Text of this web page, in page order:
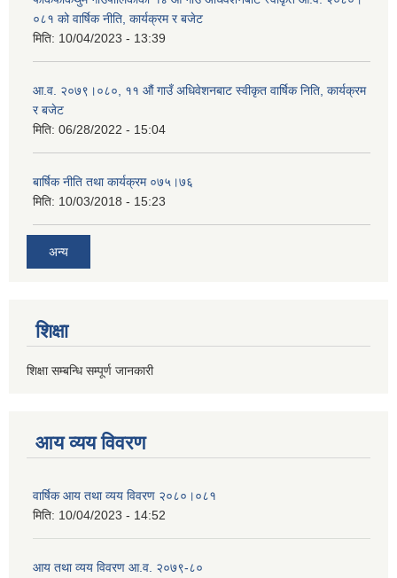
०८१ को वार्षिक नीति, कार्यक्रम र बजेट
मिति: 10/04/2023 - 13:39
आ.व. २०७९।०८०, ११ औं गाउँ अधिवेशनबाट स्वीकृत वार्षिक निति, कार्यक्रम
र बजेट
मिति: 06/28/2022 - 15:04
बार्षिक नीति तथा कार्यक्रम ०७५।७६
मिति: 10/03/2018 - 15:23
अन्य
शिक्षा
शिक्षा सम्बन्धि सम्पूर्ण जानकारी
आय व्यय विवरण
वार्षिक आय तथा व्यय विवरण २०८०।०८१
मिति: 10/04/2023 - 14:52
आय तथा व्यय विवरण आ.व. २०७९-८०